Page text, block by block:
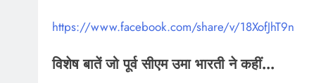
https://www.facebook.com/share/v/18XofJhT9n
विशेष बातें जो पूर्व सीएम उमा भारती ने कहीं…